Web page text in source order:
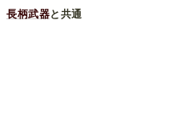
長柄武器と共通